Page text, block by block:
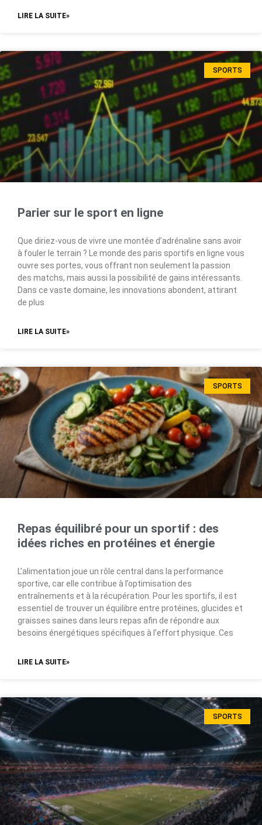
LIRE LA SUITE»
SPORTS
Parier sur le sport en ligne
Que diriez-vous de vivre une montée d’adrénaline sans avoir
à fouler le terrain ? Le monde des paris sportifs en ligne vous
ouvre ses portes, vous offrant non seulement la passion
des matchs, mais aussi la possibilité de gains intéressants.
Dans ce vaste domaine, les innovations abondent, attirant
de plus
LIRE LA SUITE»
SPORTS
Repas équilibré pour un sportif : des
idées riches en protéines et énergie
L’alimentation joue un rôle central dans la performance
sportive, car elle contribue à l’optimisation des
entraînements et à la récupération. Pour les sportifs, il est
essentiel de trouver un équilibre entre protéines, glucides et
graisses saines dans leurs repas afin de répondre aux
besoins énergétiques spécifiques à l’effort physique. Ces
LIRE LA SUITE»
SPORTS